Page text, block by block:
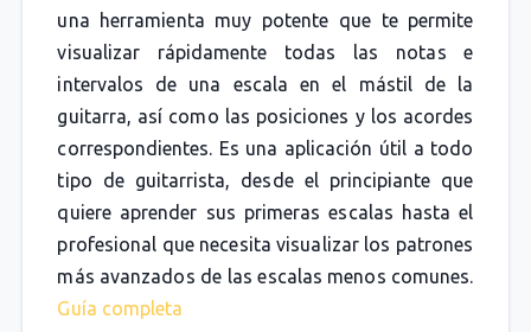
una herramienta muy potente que te permite
visualizar rápidamente todas las notas e
intervalos de una escala en el mástil de la
guitarra, así como las posiciones y los acordes
correspondientes. Es una aplicación útil a todo
tipo de guitarrista, desde el principiante que
quiere aprender sus primeras escalas hasta el
profesional que necesita visualizar los patrones
más avanzados de las escalas menos comunes.
Guía completa